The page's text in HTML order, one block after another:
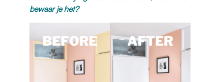
bewaar je het?